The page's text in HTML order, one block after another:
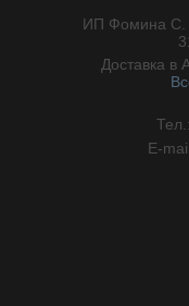
ИП Фомина С.
Доставка в
Тел.:
E-